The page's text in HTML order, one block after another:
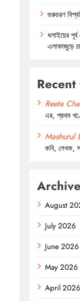
গুরুচরণ
ধলাইয়ের
এলাকাজুড়ে
Reeta
এর, প্রথম
Mashurul
কবি, লেখক,
August
July 2026
June 2026
May 2026
April 2026